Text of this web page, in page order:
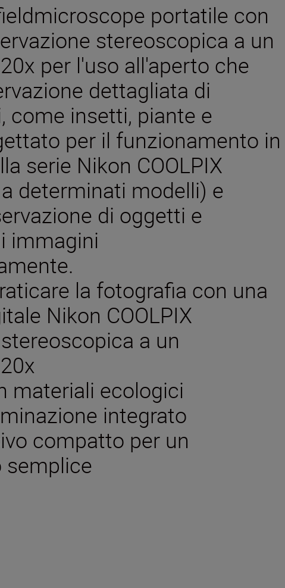
portatile con
stereoscopica a un
per l'uso all'aperto che
dettagliata di
come insetti, piante e
per il funzionamento in
serie Nikon COOLPIX
determinati modelli) e
di oggetti e
immagini
la fotografia con una
Nikon COOLPIX
a un
materiali ecologici
integrato
compatto per un